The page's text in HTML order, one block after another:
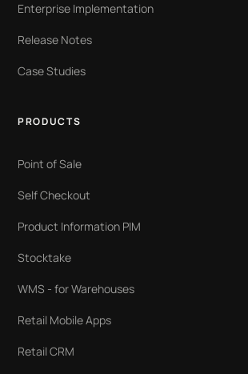
Enterprise Implementation
Release Notes
Case Studies
PRODUCTS
Point of Sale
Self Checkout
Product Information PIM
Stocktake
WMS - for Warehouses
Retail Mobile Apps
Retail CRM